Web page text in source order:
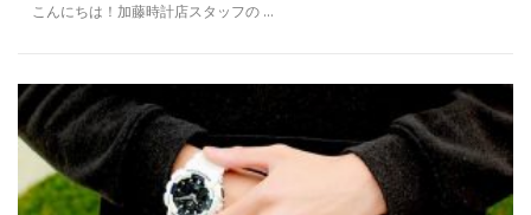
こんにちは！加藤時計店スタッフの …